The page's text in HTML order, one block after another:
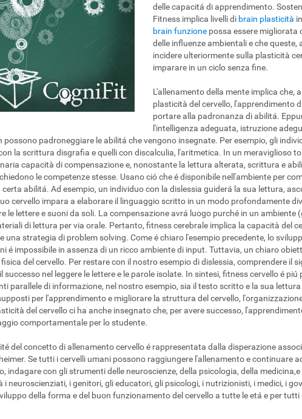
delle capacitá di apprendimento.
Fitness implica livelli di brain plasticità
brain funzione possa essere
delle influenze ambientali e che
incidere ulteriormente sulla plasticità
imparare in un ciclo senza fine.
L'allenamento della mente implica che,
plasticità del cervello, l'apprendimento
portare alla padronanza di abilitá.
l'intelligenza adeguata, istruzione
possono padroneggiare le abilitá che vengono insegnate. Per esempio, gli
la scrittura disgrafia e quelli con discalculia, l'aritmetica. In un meraviglioso
capacità di compensazione e, nonostante la lettura alterata, scrittura e
le competenze stesse. Usano ció che é disponibile nell'ambiente per
abilitá. Ad esempio, un individuo con la dislessia guiderá la sua lettura,
cervello impara a elaborare il linguaggio scritto in un modo profondamente
le lettere e suoni da soli. La compensazione avrá luogo purché in un ambiente
di lettura per via orale. Pertanto, fitness cerebrale implica la capacità del
una strategia di problem solving. Come é chiaro l'esempio precedente, lo
é impossibile in assenza di un ricco ambiente di input. Tuttavia, un chiaro
del cervello. Per restare con il nostro esempio di dislessia, comprendere il
nel leggere le lettere e le parole isolate. In sintesi, fitness cervello é
parallele di informazione, nel nostro esempio, sia il testo scritto e la sua
per l'apprendimento e migliorare la struttura del cervello,
del cervello ci ha anche insegnato che, per avere successo,
comportamentale per lo studente.
del concetto di allenamento cervello é rappresentata dalla disperazione
Se tutti i cervelli umani possono raggiungere l'allenamento e continuare
indagare con gli strumenti delle neuroscienze, della psicologia, della
i neuroscienziati, i genitori, gli educatori, gli psicologi, i nutrizionisti, i medici, i
della forma e del buon funzionamento del cervello a tutte le etá e per tutti